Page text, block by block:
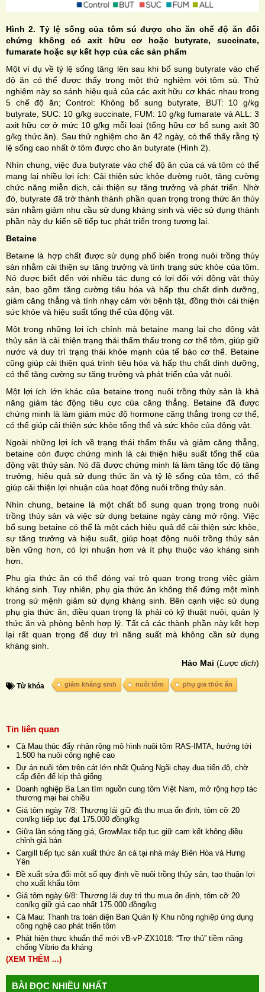
Hình 2. Tỷ lệ sống của tôm sú được cho ăn chế độ ăn đối
chứng không có axit hữu cơ hoặc butyrate, succinate,
fumarate hoặc sự kết hợp của các sản phẩm
Một ví dụ về tỷ lệ sống tăng lên sau khi bổ sung butyrate vào chế
độ ăn có thể được thấy trong một thử nghiệm với tôm sú. Thử
nghiệm này so sánh hiệu quả của các axit hữu cơ khác nhau trong
5 chế độ ăn; Control: Không bổ sung butyrate, BUT: 10 g/kg
butyrate, SUC: 10 g/kg succinate, FUM: 10 g/kg fumarate và ALL: 3
axit hữu cơ ở mức 10 g/kg mỗi loại (tổng hữu cơ bổ sung axit 30
g/kg thức ăn). Sau thử nghiệm cho ăn 42 ngày, có thể thấy rằng tỷ
lệ sống cao nhất ở tôm được cho ăn butyrate (Hình 2).
Nhìn chung, việc đưa butyrate vào chế độ ăn của cá và tôm có thể
mang lại nhiều lợi ích: Cải thiện sức khỏe đường ruột, tăng cường
chức năng miễn dịch, cải thiện sự tăng trưởng và phát triển. Nhờ
đó, butyrate đã trở thành thành phần quan trọng trong thức ăn thủy
sản nhằm giảm nhu cầu sử dụng kháng sinh và việc sử dụng thành
phần này dự kiến sẽ tiếp tục phát triển trong tương lai.
Betaine
Betaine là hợp chất được sử dụng phổ biến trong nuôi trồng thủy
sản nhằm cải thiện sự tăng trưởng và tình trạng sức khỏe của tôm.
Nó được biết đến với nhiều tác dụng có lợi đối với động vật thủy
sản, bao gồm tăng cường tiêu hóa và hấp thu chất dinh dưỡng,
giảm căng thẳng và tính nhạy cảm với bệnh tật, đồng thời cải thiện
sức khỏe và hiệu suất tổng thể của động vật.
Một trong những lợi ích chính mà betaine mang lại cho động vật
thủy sản là cải thiện trạng thái thẩm thấu trong cơ thể tôm, giúp giữ
nước và duy trì trạng thái khỏe mạnh của tế bào cơ thể. Betaine
cũng giúp cải thiện quá trình tiêu hóa và hấp thu chất dinh dưỡng,
có thể tăng cường sự tăng trưởng và phát triển của vật nuôi.
Một lợi ích lớn khác của betaine trong nuôi trồng thủy sản là khả
năng giảm tác động tiêu cực của căng thẳng. Betaine đã được
chứng minh là làm giảm mức độ hormone căng thẳng trong cơ thể,
có thể giúp cải thiện sức khỏe tổng thể và sức khỏe của động vật.
Ngoài những lợi ích về trạng thái thẩm thấu và giảm căng thẳng,
betaine còn được chứng minh là cải thiện hiệu suất tổng thể của
động vật thủy sản. Nó đã được chứng minh là làm tăng tốc độ tăng
trưởng, hiệu quả sử dụng thức ăn và tỷ lệ sống của tôm, có thể
giúp cải thiện lợi nhuận của hoạt động nuôi trồng thủy sản.
Nhìn chung, betaine là một chất bổ sung quan trọng trong nuôi
trồng thủy sản và việc sử dụng betaine ngày càng mở rộng. Việc
bổ sung betaine có thể là một cách hiệu quả để cải thiện sức khỏe,
sự tăng trưởng và hiệu suất, giúp hoạt động nuôi trồng thủy sản
bền vững hơn, có lợi nhuận hơn và ít phụ thuộc vào kháng sinh
hơn.
Phụ gia thức ăn có thể đóng vai trò quan trọng trong việc giảm
kháng sinh. Tuy nhiên, phụ gia thức ăn không thể đứng một mình
trong sứ mệnh giảm sử dụng kháng sinh. Bên cạnh việc sử dụng
phụ gia thức ăn, điều quan trọng là phải có kỹ thuật nuôi, quản lý
thức ăn và phòng bệnh hợp lý. Tất cả các thành phần này kết hợp
lại rất quan trọng để duy trì năng suất mà không cần sử dụng
kháng sinh.
Hảo Mai (Lược dịch)
Từ khóa giảm kháng sinh nuôi tôm phụ gia thức ăn
Tin liên quan
Cà Mau thúc đẩy nhân rộng mô hình nuôi tôm RAS-IMTA, hướng tới
1.500 ha nuôi công nghệ cao
Dự án nuôi tôm trên cát lớn nhất Quảng Ngãi chạy đua tiến độ, chờ
cấp điện để kịp thả giống
Doanh nghiệp Ba Lan tìm nguồn cung tôm Việt Nam, mở rộng hợp tác
thương mại hai chiều
Giá tôm ngày 7/8: Thương lái giữ đà thu mua ổn định, tôm cỡ 20
con/kg tiếp tục đạt 175.000 đồng/kg
Giữa làn sóng tăng giá, GrowMax tiếp tục giữ cam kết không điều
chỉnh giá bán
Cargill tiếp tục sản xuất thức ăn cá tại nhà máy Biên Hòa và Hưng
Yên
Đề xuất sửa đổi một số quy định về nuôi trồng thủy sản, tạo thuận lợi
cho xuất khẩu tôm
Giá tôm ngày 6/8: Thương lái duy trì thu mua ổn định, tôm cỡ 20
con/kg giữ giá cao nhất 175.000 đồng/kg
Cà Mau: Thanh tra toàn diện Ban Quản lý Khu nông nghiệp ứng dụng
công nghệ cao phát triển tôm
Phát hiện thực khuẩn thể mới vB-vP-ZX1018: “Trợ thủ” tiềm năng
chống Vibrio đa kháng
(XEM THÊM ...)
BÀI ĐỌC NHIỀU NHẤT